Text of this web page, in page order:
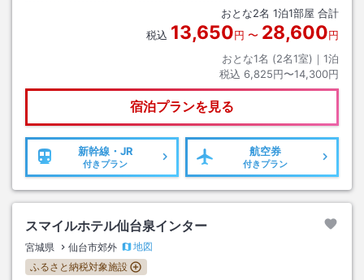
おとな2名 1泊1部屋 合計
税込 13,650円 〜 28,600円
おとな1名 (2名1室)｜ 1泊
税込 6,825円〜14,300円
宿泊プランを見る
新幹線・JR
付きプラン
航空券
付きプラン
スマイルホテル仙台泉インター
宮城県 仙台市郊外
地図
ふるさと納税対象施設